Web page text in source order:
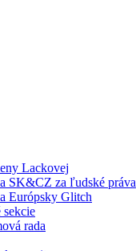
Lackovej
SK&CZ za ľudské práva
Európsky Glitch
rada